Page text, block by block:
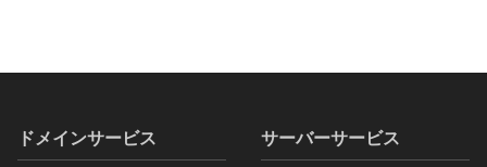
ドメインサービス サーバーサービス